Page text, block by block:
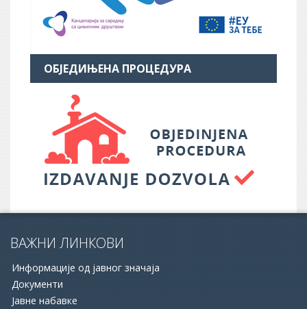
ОБЈЕДИЊЕНА ПРОЦЕДУРА
ВАЖНИ ЛИНКОВИ
Информације од јавног значаја
Документи
Јавне набавке